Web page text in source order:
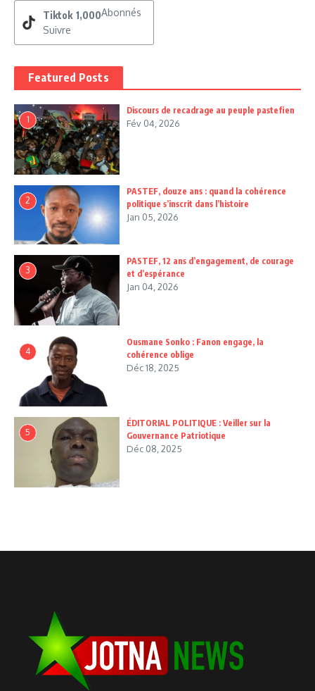
Tiktok 1,000Abonnés
Suivre
Featured Posts
1
Discours de recadrage au peuple pastefien
Fév 04, 2026
2
PASTEF, douze ans : quand la cohérence
politique s’inscrit dans l’histoire
Jan 05, 2026
3
PASTEF, 12 ans d’engagement, de courage
et d’espérance
Jan 04, 2026
4
Ousmane Sonko : Fanon engage, la
cohérence oblige
Déc 18, 2025
5
ÉDITORIAL POLITIQUE : Veiller sur la
Gouvernance Patriotique
Déc 08, 2025